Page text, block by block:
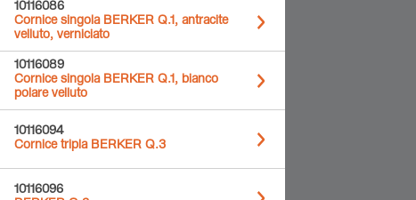
10116086
Cornice singola BERKER Q.1, antracite
velluto, verniciato
10116089
Cornice singola BERKER Q.1, bianco
polare velluto
10116094
Cornice tripla BERKER Q.3
10116096